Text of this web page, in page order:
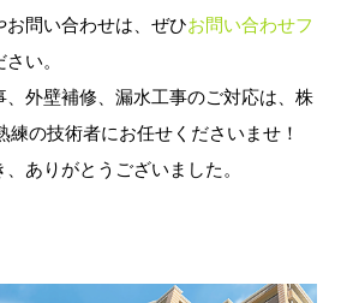
問い合わせは、ぜひお問い合わせフ
い。
外壁補修、漏水工事のご対応は、株
練の技術者にお任せくださいませ！
ありがとうございました。